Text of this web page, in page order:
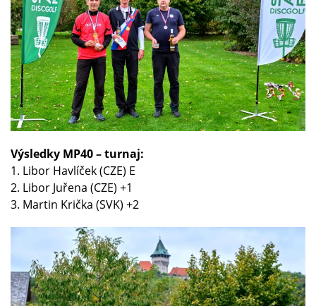
Výsledky MP40 – turnaj:
1. Libor Havlíček (CZE) E
2. Libor Juřena (CZE) +1
3. Martin Krička (SVK) +2